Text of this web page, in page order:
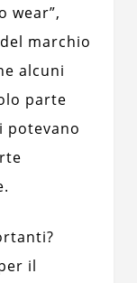
wear”,
marchio
alcuni
parte
potevano
il